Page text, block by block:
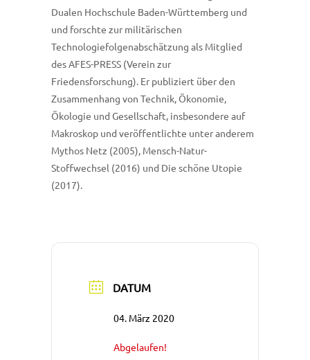
Dualen Hochschule Baden-Württemberg und
und forschte zur militärischen
Technologiefolgenabschätzung als Mitglied
des AFES-PRESS (Verein zur
Friedensforschung). Er publiziert über den
Zusammenhang von Technik, Ökonomie,
Ökologie und Gesellschaft, insbesondere auf
Makroskop und veröffentlichte unter anderem
Mythos Netz (2005), Mensch-Natur-
Stoffwechsel (2016) und Die schöne Utopie
(2017).
DATUM
04. März 2020
Abgelaufen!